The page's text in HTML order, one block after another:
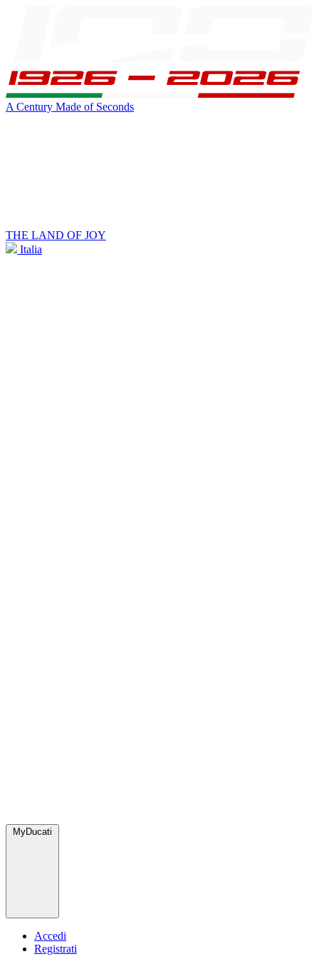
A Century Made of Seconds
THE LAND OF JOY
Italia
MyDucati
Accedi
Registrati